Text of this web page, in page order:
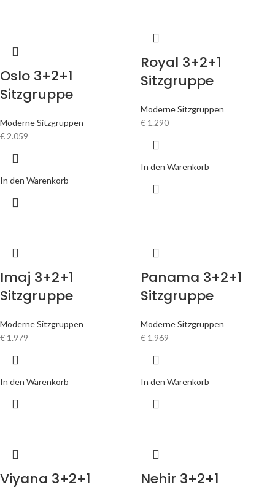
Oslo 3+2+1
Sitzgruppe
Moderne Sitzgruppen
€2.059
In den Warenkorb
Royal 3+2+1
Sitzgruppe
Moderne Sitzgruppen
€ 1.290
In den Warenkorb
Imaj 3+2+1
Sitzgruppe
Moderne Sitzgruppen
€ 1.979
In den Warenkorb
Panama 3+2+1
Sitzgruppe
Moderne Sitzgruppen
€ 1.969
In den Warenkorb
Viyana 3+2+1
Nehir 3+2+1